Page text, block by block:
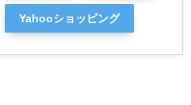
Yahooショッピング